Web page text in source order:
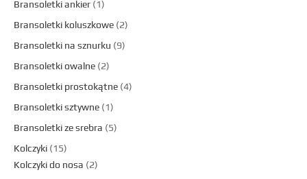
Bransoletki ankier 1
Bransoletki koluszkowe 2
Bransoletki na sznurku
9
Bransoletki owalne 2
Bransoletki prostokątne 4
Bransoletki sztywne 1
Bransoletki ze srebra
5
Kolczyki 15
Kolczyki do nosa
2